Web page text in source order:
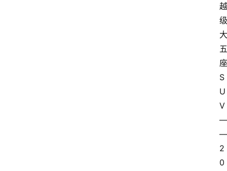
越
级
大
五
座
S
U
V
—
—
2
0